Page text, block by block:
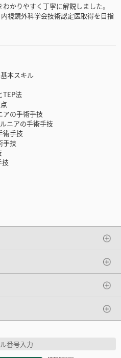
かりやすく丁寧に解説しました。
視鏡外科学会技術認定医取得を目指
本スキル
TEP法
の手術手技
ニアの手術手技
術手技
手技
番号入力